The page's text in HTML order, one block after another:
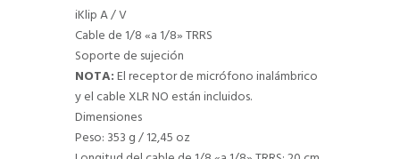
iKlip A / V
Cable de 1/8 «a 1/8» TRRS
Soporte de sujeción
NOTA:El receptor de micrófono inalámbrico
y el cable XLR NO están incluidos.
Dimensiones
Peso: 353 g / 12,45 oz